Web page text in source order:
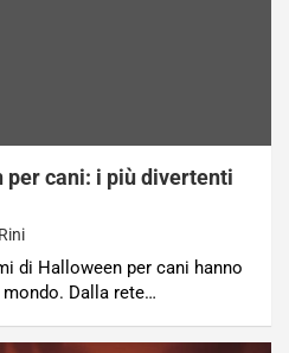
per cani: i più divertenti
di Halloween per cani hanno
Dalla rete…